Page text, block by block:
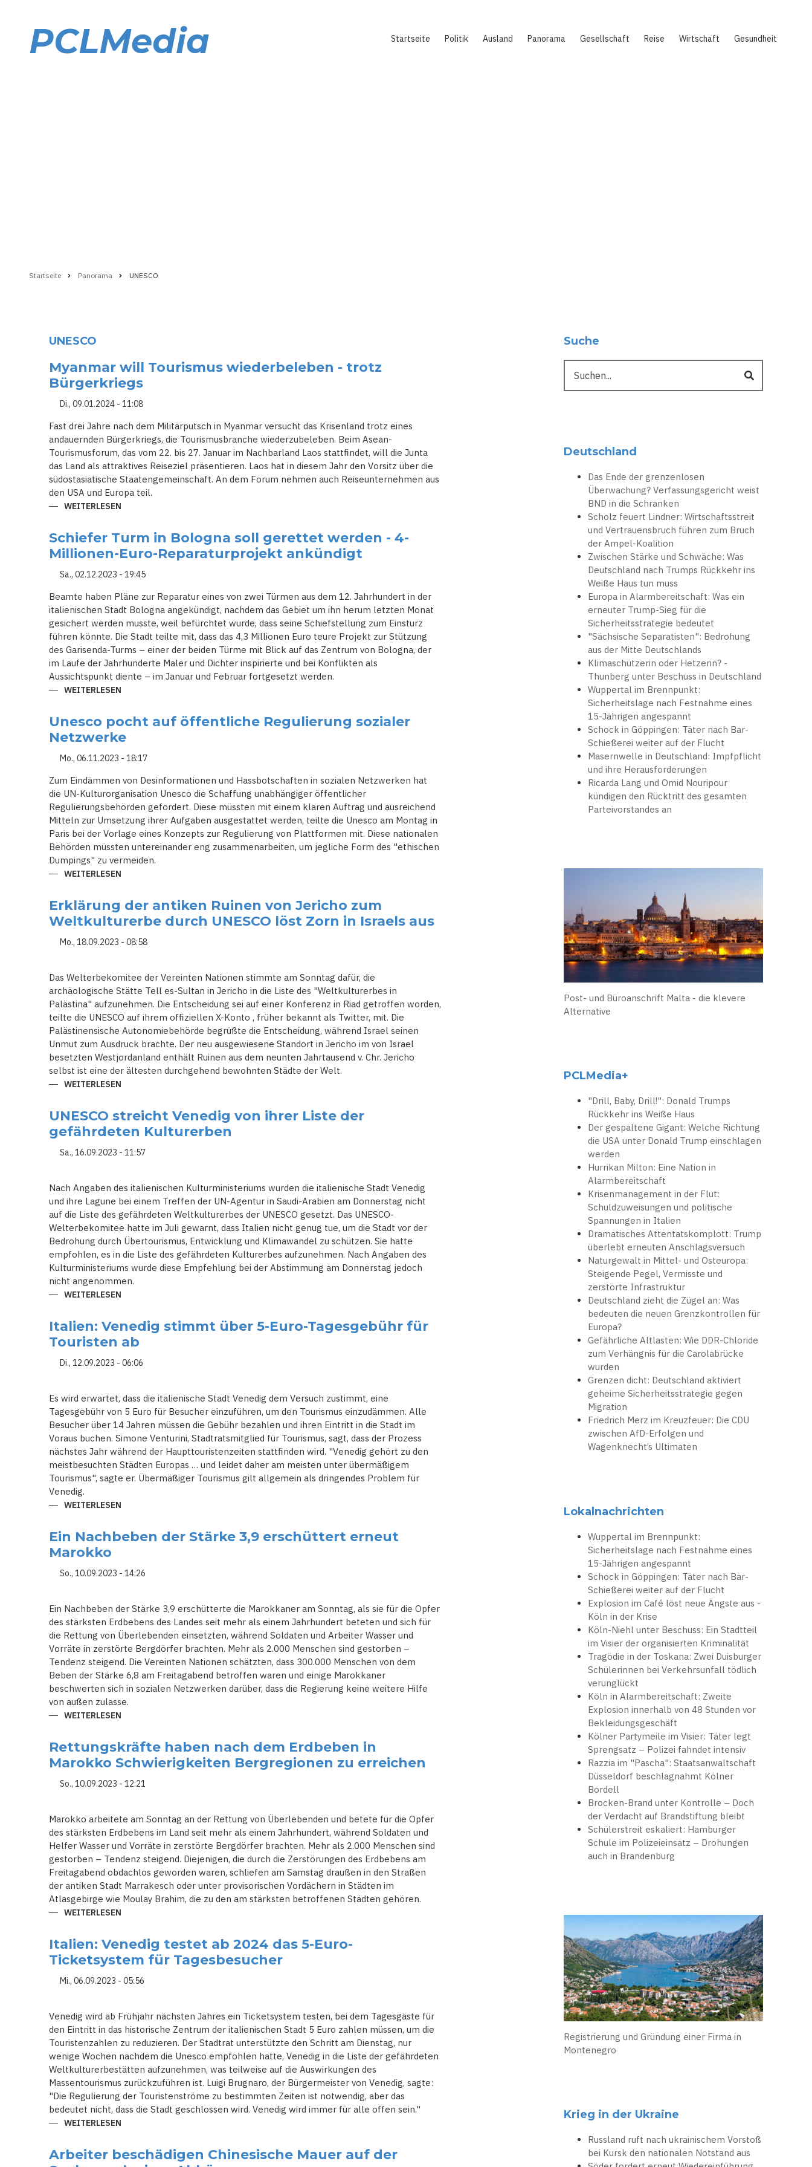
PCLMedia Startseite Politik Ausland Panorama Gesellschaft Reise Wirtschaft Gesundheit
Startseite Panorama UNESCO
UNESCO
Myanmar will Tourismus wiederbeleben - trotz
Bürgerkriegs
Di., 09.01.2024 - 11:08
Fast drei Jahre nach dem Militärputsch in Myanmar versucht das Krisenland trotz eines
andauernden Bürgerkriegs, die Tourismusbranche wiederzubeleben. Beim Asean-
Tourismusforum, das vom 22. bis 27. Januar im Nachbarland Laos stattfindet, will die Junta
das Land als attraktives Reiseziel präsentieren. Laos hat in diesem Jahr den Vorsitz über die
südostasiatische Staatengemeinschaft. An dem Forum nehmen auch Reiseunternehmen aus
den USA und Europa teil.
WEITERLESEN
TOURISMUS
WIEDERBELEBEN
-
TROTZ
Schiefer Turm in Bologna soll gerettet werden - 4-
Millionen-Euro-Reparaturprojekt ankündigt
Sa., 02.12.2023 - 19:45
Beamte haben Pläne zur Reparatur eines von zwei Türmen aus dem 12. Jahrhundert in der
italienischen Stadt Bologna angekündigt, nachdem das Gebiet um ihn herum letzten Monat
gesichert werden musste, weil befürchtet wurde, dass seine Schiefstellung zum Einsturz
führen könnte. Die Stadt teilte mit, dass das 4,3 Millionen Euro teure Projekt zur Stützung
des Garisenda-Turms – einer der beiden Türme mit Blick auf das Zentrum von Bologna, der
im Laufe der Jahrhunderte Maler und Dichter inspirierte und bei Konflikten als
Aussichtspunkt diente – im Januar und Februar fortgesetzt werden.
WEITERLESEN
BOLOGNA
SOLL
GERETTET
-
MILLIONEN-
EURO-
REPARATURPROJEKT
ANKÜNDIGT
Unesco pocht auf öffentliche Regulierung sozialer
Netzwerke
Mo., 06.11.2023 - 18:17
Zum Eindämmen von Desinformationen und Hassbotschaften in sozialen Netzwerken hat
die UN-Kulturorganisation Unesco die Schaffung unabhängiger öffentlicher
Regulierungsbehörden gefordert. Diese müssten mit einem klaren Auftrag und ausreichend
Mitteln zur Umsetzung ihrer Aufgaben ausgestattet werden, teilte die Unesco am Montag in
Paris bei der Vorlage eines Konzepts zur Regulierung von Plattformen mit. Diese nationalen
Behörden müssten untereinander eng zusammenarbeiten, um jegliche Form des "ethischen
Dumpings" zu vermeiden.
WEITERLESEN
AUF
ÖFFENTLICHE
REGULIERUNG
SOZIALER
Erklärung der antiken Ruinen von Jericho zum
Weltkulturerbe durch UNESCO löst Zorn in Israels aus
Mo., 18.09.2023 - 08:58
Das Welterbekomitee der Vereinten Nationen stimmte am Sonntag dafür, die
archäologische Stätte Tell es-Sultan in Jericho in die Liste des "Weltkulturerbes in
Palästina" aufzunehmen. Die Entscheidung sei auf einer Konferenz in Riad getroffen worden,
teilte die UNESCO auf ihrem offiziellen X-Konto , früher bekannt als Twitter, mit. Die
Palästinensische Autonomiebehörde begrüßte die Entscheidung, während Israel seinen
Unmut zum Ausdruck brachte. Der neu ausgewiesene Standort in Jericho im von Israel
besetzten Westjordanland enthält Ruinen aus dem neunten Jahrtausend v. Chr. Jericho
selbst ist eine der ältesten durchgehend bewohnten Städte der Welt.
WEITERLESEN
ANTIKEN
RUINEN
VON
JERICHO
WELTKULTURERBE
ZORN
IN
ISRAELS
AUS
UNESCO streicht Venedig von ihrer Liste der
gefährdeten Kulturerben
Sa., 16.09.2023 - 11:57
Nach Angaben des italienischen Kulturministeriums wurden die italienische Stadt Venedig
und ihre Lagune bei einem Treffen der UN-Agentur in Saudi-Arabien am Donnerstag nicht
auf die Liste des gefährdeten Weltkulturerbes der UNESCO gesetzt. Das UNESCO-
Welterbekomitee hatte im Juli gewarnt, dass Italien nicht genug tue, um die Stadt vor der
Bedrohung durch Übertourismus, Entwicklung und Klimawandel zu schützen. Sie hatte
empfohlen, es in die Liste des gefährdeten Kulturerbes aufzunehmen. Nach Angaben des
Kulturministeriums wurde diese Empfehlung bei der Abstimmung am Donnerstag jedoch
nicht angenommen.
WEITERLESEN
VENEDIG
VON
IHRER
LISTE
GEFÄHRDETEN
Italien: Venedig stimmt über 5-Euro-Tagesgebühr für
Touristen ab
Di., 12.09.2023 - 06:06
Es wird erwartet, dass die italienische Stadt Venedig dem Versuch zustimmt, eine
Tagesgebühr von 5 Euro für Besucher einzuführen, um den Tourismus einzudämmen. Alle
Besucher über 14 Jahren müssen die Gebühr bezahlen und ihren Eintritt in die Stadt im
Voraus buchen. Simone Venturini, Stadtratsmitglied für Tourismus, sagt, dass der Prozess
nächstes Jahr während der Haupttouristenzeiten stattfinden wird. "Venedig gehört zu den
meistbesuchten Städten Europas … und leidet daher am meisten unter übermäßigem
Tourismus", sagte er. Übermäßiger Tourismus gilt allgemein als dringendes Problem für
Venedig.
WEITERLESEN
STIMMT
ÜBER
FÜR
Ein Nachbeben der Stärke 3,9 erschüttert erneut
Marokko
So., 10.09.2023 - 14:26
Ein Nachbeben der Stärke 3,9 erschütterte die Marokkaner am Sonntag, als sie für die Opfer
des stärksten Erdbebens des Landes seit mehr als einem Jahrhundert beteten und sich für
die Rettung von Überlebenden einsetzten, während Soldaten und Arbeiter Wasser und
Vorräte in zerstörte Bergdörfer brachten. Mehr als 2.000 Menschen sind gestorben –
Tendenz steigend. Die Vereinten Nationen schätzten, dass 300.000 Menschen von dem
Beben der Stärke 6,8 am Freitagabend betroffen waren und einige Marokkaner
beschwerten sich in sozialen Netzwerken darüber, dass die Regierung keine weitere Hilfe
von außen zulasse.
WEITERLESEN
DER
STÄRKE
3,9
ERSCHÜTTERT
MAROKKO
Rettungskräfte haben nach dem Erdbeben in
Marokko Schwierigkeiten Bergregionen zu erreichen
So., 10.09.2023 - 12:21
Marokko arbeitete am Sonntag an der Rettung von Überlebenden und betete für die Opfer
des stärksten Erdbebens im Land seit mehr als einem Jahrhundert, während Soldaten und
Helfer Wasser und Vorräte in zerstörte Bergdörfer brachten. Mehr als 2.000 Menschen sind
gestorben – Tendenz steigend. Diejenigen, die durch die Zerstörungen des Erdbebens am
Freitagabend obdachlos geworden waren, schliefen am Samstag draußen in den Straßen
der antiken Stadt Marrakesch oder unter provisorischen Vordächern in Städten im
Atlasgebirge wie Moulay Brahim, die zu den am stärksten betroffenen Städten gehören.
WEITERLESEN
NACH
DEM
ERDBEBEN
IN
SCHWIERIGKEITEN
Italien: Venedig testet ab 2024 das 5-Euro-
Ticketsystem für Tagesbesucher
Mi., 06.09.2023 - 05:56
Venedig wird ab Frühjahr nächsten Jahres ein Ticketsystem testen, bei dem Tagesgäste für
den Eintritt in das historische Zentrum der italienischen Stadt 5 Euro zahlen müssen, um die
Touristenzahlen zu reduzieren. Der Stadtrat unterstützte den Schritt am Dienstag, nur
wenige Wochen nachdem die Unesco empfohlen hatte, Venedig in die Liste der gefährdeten
Weltkulturerbestätten aufzunehmen, was teilweise auf die Auswirkungen des
Massentourismus zurückzuführen ist. Luigi Brugnaro, der Bürgermeister von Venedig, sagte:
"Die Regulierung der Touristenströme zu bestimmten Zeiten ist notwendig, aber das
bedeutet nicht, dass die Stadt geschlossen wird. Venedig wird immer für alle offen sein."
WEITERLESEN
TESTET
AB
Arbeiter beschädigen Chinesische Mauer auf der
Suche
Deutschland
Das Ende der grenzenlosen
Überwachung? Verfassungsgericht weist
BND in die Schranken
Scholz feuert Lindner: Wirtschaftsstreit
und Vertrauensbruch führen zum Bruch
der Ampel-Koalition
Zwischen Stärke und Schwäche: Was
Deutschland nach Trumps Rückkehr ins
Weiße Haus tun muss
Europa in Alarmbereitschaft: Was ein
erneuter Trump-Sieg für die
Sicherheitsstrategie bedeutet
"Sächsische Separatisten": Bedrohung
aus der Mitte Deutschlands
Klimaschützerin oder Hetzerin? -
Thunberg unter Beschuss in Deutschland
Wuppertal im Brennpunkt:
Sicherheitslage nach Festnahme eines
15-Jährigen angespannt
Schock in Göppingen: Täter nach Bar-
Schießerei weiter auf der Flucht
Masernwelle in Deutschland: Impfpflicht
und ihre Herausforderungen
Ricarda Lang und Omid Nouripour
kündigen den Rücktritt des gesamten
Parteivorstandes an
Post- und Büroanschrift Malta - die klevere
Alternative
PCLMedia+
"Drill, Baby, Drill!": Donald Trumps
Rückkehr ins Weiße Haus
Der gespaltene Gigant: Welche Richtung
die USA unter Donald Trump einschlagen
werden
Hurrikan Milton: Eine Nation in
Alarmbereitschaft
Krisenmanagement in der Flut:
Schuldzuweisungen und politische
Spannungen in Italien
Dramatisches Attentatskomplott: Trump
überlebt erneuten Anschlagsversuch
Naturgewalt in Mittel- und Osteuropa:
Steigende Pegel, Vermisste und
zerstörte Infrastruktur
Deutschland zieht die Zügel an: Was
bedeuten die neuen Grenzkontrollen für
Europa?
Gefährliche Altlasten: Wie DDR-Chloride
zum Verhängnis für die Carolabrücke
wurden
Grenzen dicht: Deutschland aktiviert
geheime Sicherheitsstrategie gegen
Migration
Friedrich Merz im Kreuzfeuer: Die CDU
zwischen AfD-Erfolgen und
Wagenknecht’s Ultimaten
Lokalnachrichten
Wuppertal im Brennpunkt:
Sicherheitslage nach Festnahme eines
15-Jährigen angespannt
Schock in Göppingen: Täter nach Bar-
Schießerei weiter auf der Flucht
Explosion im Café löst neue Ängste aus -
Köln in der Krise
Köln-Niehl unter Beschuss: Ein Stadtteil
im Visier der organisierten Kriminalität
Tragödie in der Toskana: Zwei Duisburger
Schülerinnen bei Verkehrsunfall tödlich
verunglückt
Köln in Alarmbereitschaft: Zweite
Explosion innerhalb von 48 Stunden vor
Bekleidungsgeschäft
Kölner Partymeile im Visier: Täter legt
Sprengsatz – Polizei fahndet intensiv
Razzia im "Pascha": Staatsanwaltschaft
Düsseldorf beschlagnahmt Kölner
Bordell
Brocken-Brand unter Kontrolle – Doch
der Verdacht auf Brandstiftung bleibt
Schülerstreit eskaliert: Hamburger
Schule im Polizeieinsatz – Drohungen
auch in Brandenburg
Registrierung und Gründung einer Firma in
Montenegro
Krieg in der Ukraine
Russland ruft nach ukrainischem Vorstoß
bei Kursk den nationalen Notstand aus